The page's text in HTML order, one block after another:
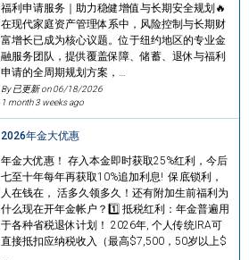
福利申请服务｜助力稳健增值与长期安全规划🔥
在现代家庭资产管理体系中，风险控制与长期财
富增长已成为核心议题。位于纽约地区的专业金
融服务团队，提供覆盖保障、储蓄、退休与福利
申请的全周期规划方案，…
By 已更新 on06/18/2026
1 month 3 weeks ago
2026年金大优惠
年金大优惠！ 存入本金即时获取25%红利，今后
七至十年每年再获取10%追加利息! 保底锁利，
人在钱在， 活多久领多久！还有附加生前福利为
什么现在开年金帐户？1️⃣ 抵税红利：年金普遍用
于各种省税退休计划！ 2026年, 个人传统IRA可
直接抵扣应纳税收入（最高$7,500，50岁以上$